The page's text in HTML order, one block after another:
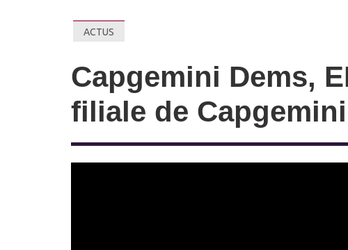
ACTUS
Capgemini Dems,
filiale de